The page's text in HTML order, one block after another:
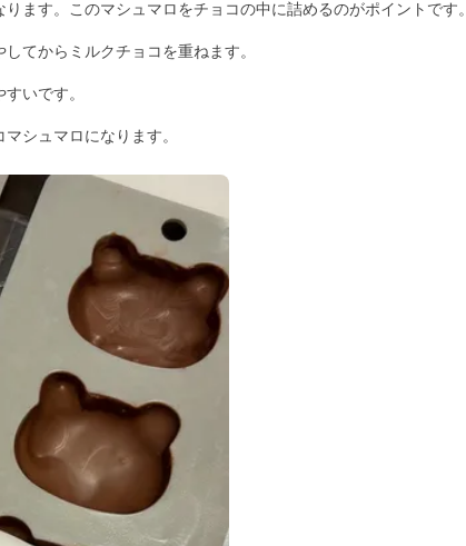
ます。このマシュマロをチョコの中に詰めるのがポイントです。
てからミルクチョコを重ねます。
いです。
シュマロになります。